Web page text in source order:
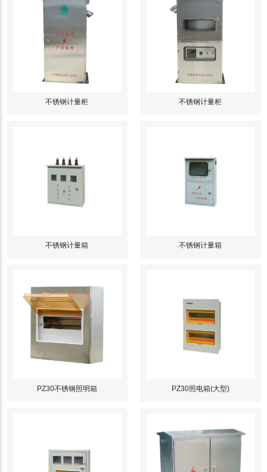
不锈钢计量柜 不锈钢计量柜
不锈钢计量箱 不锈钢计量箱
PZ30不锈钢照明箱 PZ30照电箱(大型)